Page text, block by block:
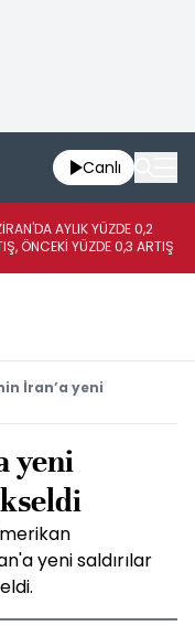
Canlı
AYLIK YÜZDE 0,2
ÖNCEKİ YÜZDE 0,3 ARTIŞ
İran’a yeni
yeni
yeni saldırılar